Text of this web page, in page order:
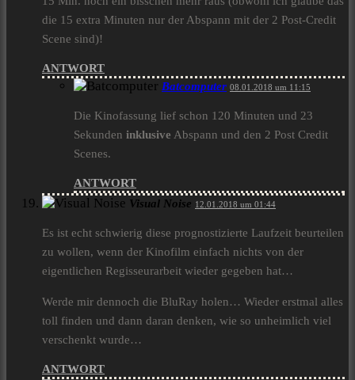
die 15 extra Minuten nur der Abspann mit der 2 Post-Credit
Scene sind)!
ANTWORT
Batcomputer 08.01.2018 um 11:15
Die Kinofassung lief schon 120 Minuten und 23
Sekunden inklusive Abspann und den 2 Post Credit
Scenes.
ANTWORT
Visual Noise 12.01.2018 um 01:44
Es ist echt schwierig diese prognostizierte Laufzeit beurteilen
zu wollen, wenn der Kinofilm einfach nichts von der
eigentlichen Regisseurarbeit wieder gegeben hat…
Werde mir dennoch die BluRay holen… Wieder erstmal alles
toll finden und dann daran denken, wie so unheimlich viel
verschenkt wurde…
ANTWORT